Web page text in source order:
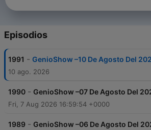
Episodios
1991 - GenioShow –10 De Agosto Del
10 ago. 2026
1990 - GenioShow –07 De Agosto Del
Fri, 7 Aug 2026 16:59:54 +0000
1989 - GenioShow –06 De Agosto Del